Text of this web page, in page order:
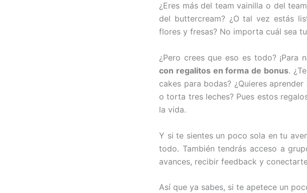
¿Eres más del team vainilla o del
del buttercream? ¿O tal vez estás
flores y fresas? No importa cuál sea
¿Pero crees que eso es todo? ¡Para
con regalitos en forma de bonus.
cakes para bodas? ¿Quieres
o torta tres leches? Pues estos
la vida.
Y si te sientes un poco sola en tu
todo. También tendrás acceso a
avances, recibir feedback y
Así que ya sabes, si te apetece un